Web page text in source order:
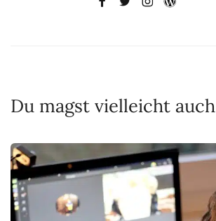
Du magst vielleicht auch